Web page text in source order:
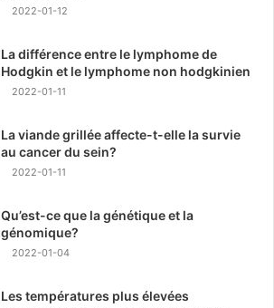
2022-01-12
La différence entre le lymphome de
Hodgkin et le lymphome non hodgkinien
2022-01-11
La viande grillée affecte-t-elle la survie
au cancer du sein?
2022-01-11
Qu’est-ce que la génétique et la
génomique?
2022-01-04
Les températures plus élevées